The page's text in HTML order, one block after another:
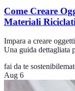
Come Creare
Materiali Riciclati
Impara a creare
Una guida dettagliata
fai da te sostenibile
Aug 6